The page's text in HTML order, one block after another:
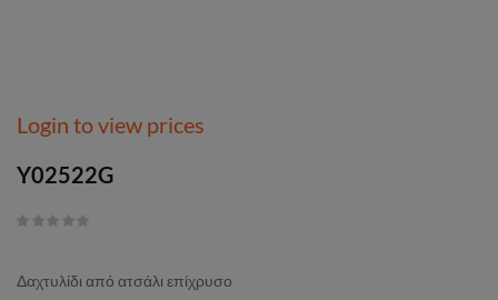
Login to view prices
Y02522G
Δαχτυλίδι από ατσάλι επίχρυσο